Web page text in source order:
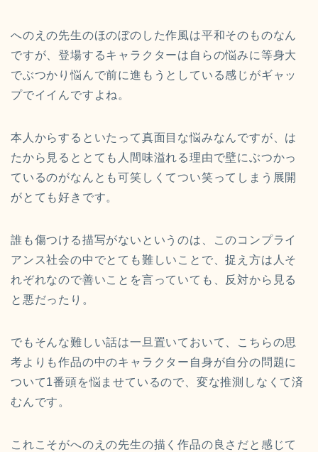
へのえの先生のほのぼのした作風は平和そのものなん
ですが、登場するキャラクターは自らの悩みに等身大
でぶつかり悩んで前に進もうとしている感じがギャッ
プでイイんですよね。
本人からするといたって真面目な悩みなんですが、は
たから見るととても人間味溢れる理由で壁にぶつかっ
ているのがなんとも可笑しくてつい笑ってしまう展開
がとても好きです。
誰も傷つける描写がないというのは、このコンプライ
アンス社会の中でとても難しいことで、捉え方は人そ
れぞれなので善いことを言っていても、反対から見る
と悪だったり。
でもそんな難しい話は一旦置いておいて、こちらの思
考よりも作品の中のキャラクター自身が自分の問題に
ついて1番頭を悩ませているので、変な推測しなくて済
むんです。
これこそがへのえの先生の描く作品の良さだと感じて